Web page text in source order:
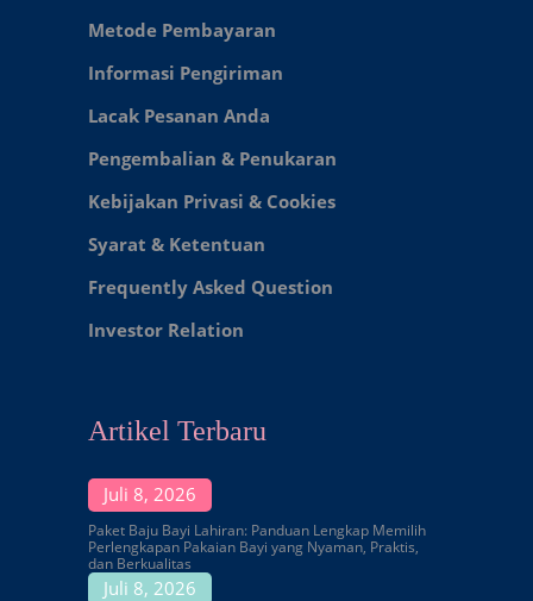
Metode Pembayaran
Informasi Pengiriman
Lacak Pesanan Anda
Pengembalian & Penukaran
Kebijakan Privasi & Cookies
Syarat & Ketentuan
Frequently Asked Question
Investor Relation
Artikel Terbaru
Juli 8, 2026
Paket Baju Bayi Lahiran: Panduan Lengkap Memilih
Perlengkapan Pakaian Bayi yang Nyaman, Praktis,
dan Berkualitas
Juli 8, 2026